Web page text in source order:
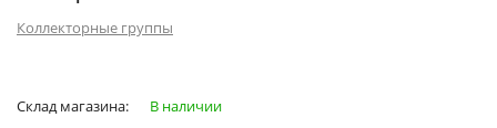
Коллекторные группы
Склад магазина: В наличии